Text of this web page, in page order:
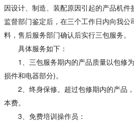
因设计、制造、装配原因引起的产品机件
监督部门鉴定后，在三个工作日内向我公
料，售后服务部门确认后实行三包服务。
具体服务如下：
1、三包服务期内的产品质量以包修
损件和电器部分)。
2、终身保修。超过包修期内的产品
本费。
3、免费培训操作员：